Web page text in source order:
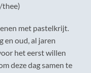
thee)
met pastelkrijt.
en oud, al jaren
het eerst willen
deze dag samen te